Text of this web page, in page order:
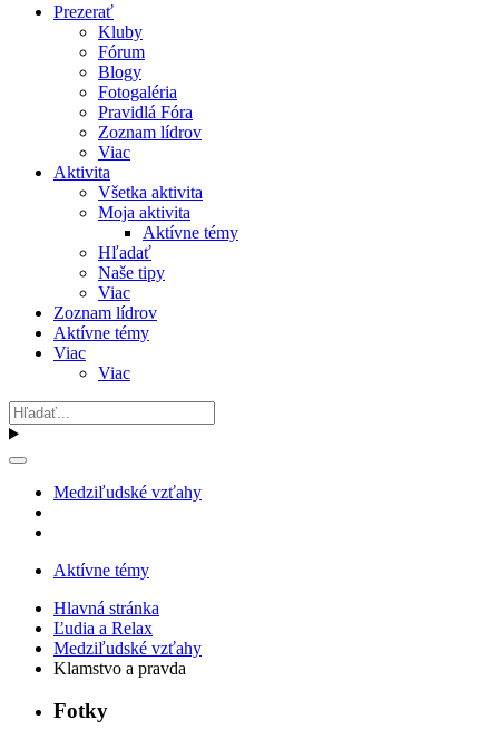
Prezerať
Kluby
Fórum
Blogy
Fotogaléria
Pravidlá Fóra
Zoznam lídrov
Viac
Aktivita
Všetka aktivita
Moja aktivita
Aktívne témy
Hľadať
Naše tipy
Viac
Zoznam lídrov
Aktívne témy
Viac
Viac
Medziľudské vzťahy
Aktívne témy
Hlavná stránka
Ľudia a Relax
Medziľudské vzťahy
Klamstvo a pravda
Fotky